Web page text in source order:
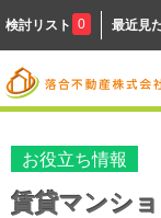
検討リスト 0 最近見
お役立ち情報
賃貸マンシ